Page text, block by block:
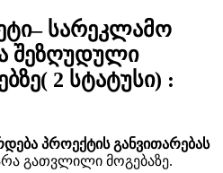
– სარეკლამო
შეზღუდული
2 სტატუსი) :
პროექტის განვითარებას
გათვლილი მოგებაზე.